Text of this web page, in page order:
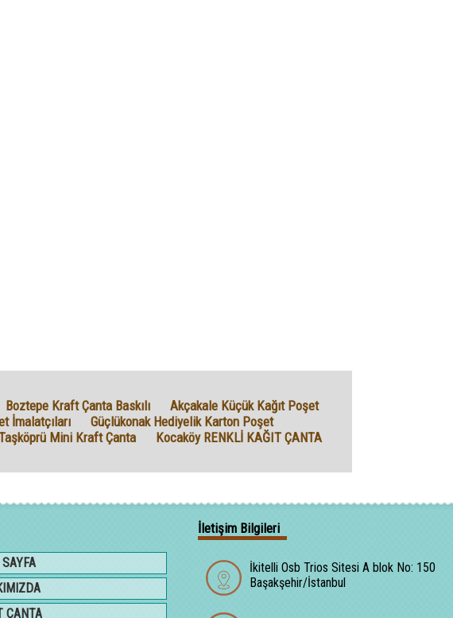
Boztepe Kraft Çanta Baskılı
Akçakale Küçük Kağıt Poşet
İmalatçıları
Güçlükonak Hediyelik Karton Poşet
Mini Kraft Çanta Kocaköy RENKLİ KAĞIT ÇANTA
ÇANTA
İletişim Bilgileri
İkitelli Osb Trios Sitesi A blok No: 150
Başakşehir/İstanbul